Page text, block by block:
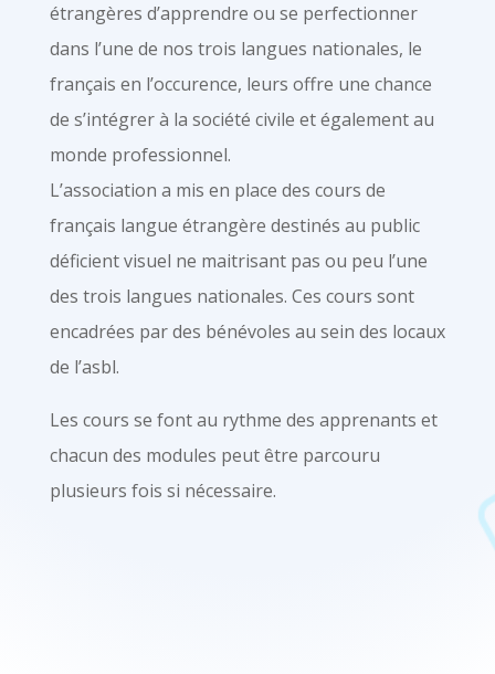
étrangères d’apprendre ou se perfectionner
dans l’une de nos trois langues nationales, le
français en l’occurence, leurs offre une chance
de s’intégrer à la société civile et également au
monde professionnel.
L’association a mis en place des cours de
français langue étrangère destinés au public
déficient visuel ne maitrisant pas ou peu l’une
des trois langues nationales. Ces cours sont
encadrées par des bénévoles au sein des locaux
de l’asbl.
Les cours se font au rythme des apprenants et
chacun des modules peut être parcouru
plusieurs fois si nécessaire.